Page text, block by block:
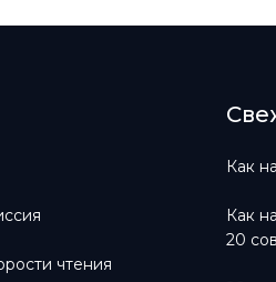
чтения
Как
Как
20